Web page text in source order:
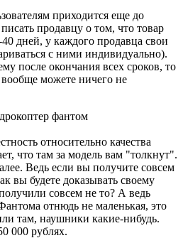
приходится еще до
продавцу о том, что товар
дней, у каждого продавца свои
с ними индивидуально).
после окончания всех сроков, то
можете ничего не
относительно качества
что там за модель вам "толкнут".
Ведь если вы получите совсем
вы будете доказывать своему
совсем не то? А ведь
отнюдь не маленькая, это
там, наушники какие-нибудь.
000 рублях.